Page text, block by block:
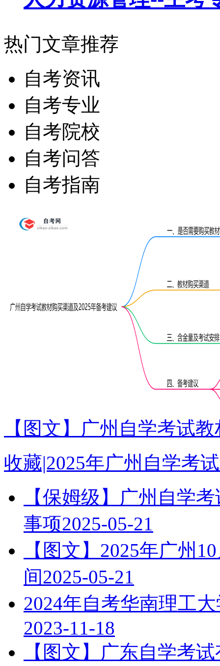
热门文章推荐
自考资讯
自考专业
自考院校
自考问答
自考指南
【图文】广州自学考试
收藏|2025年广州自学考
【保姆级】广州自学
事项2025-05-21
【图文】2025年广州
间2025-05-21
2024年自考华南理工
2023-11-18
【图文】广东自学考